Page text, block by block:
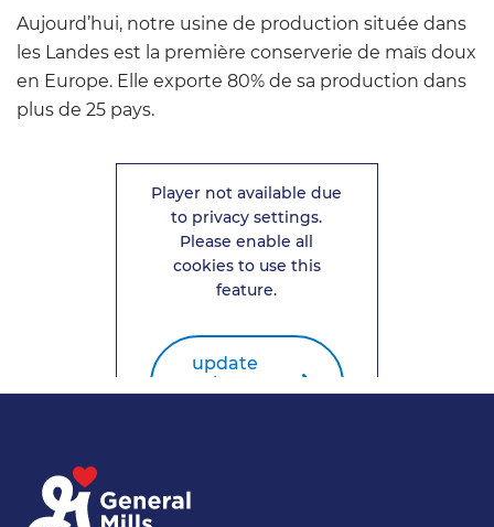
Aujourd’hui, notre usine de production située dans
les Landes est la première conserverie de maïs doux
en Europe. Elle exporte 80% de sa production dans
plus de 25 pays.
Player not available due
to privacy settings.
Please enable all
cookies to use this
feature.
update
privacy